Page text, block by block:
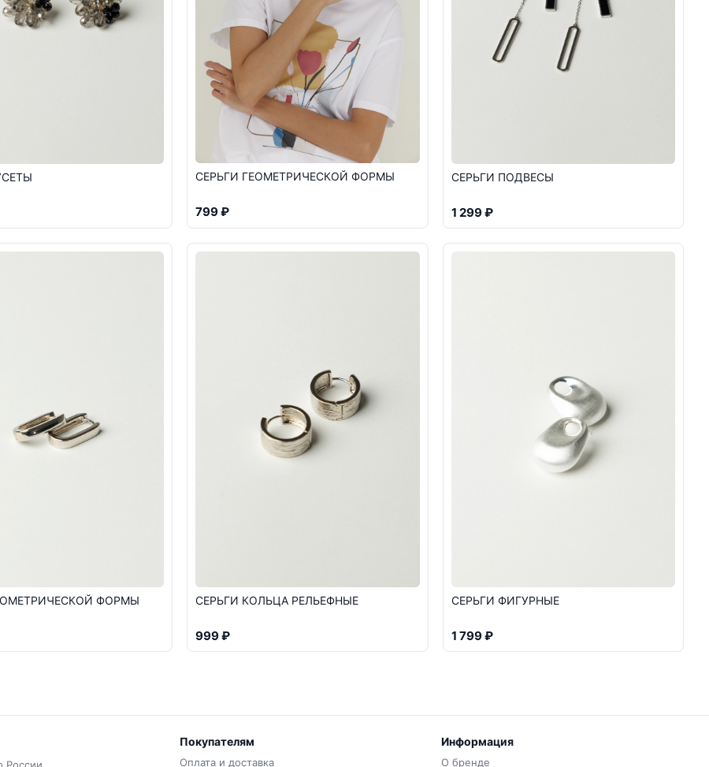
СЕРЬГИ ГЕОМЕТРИЧЕСКОЙ ФОРМЫ
799 ₽
СЕРЬГИ ПОДВЕСЫ
1 299 ₽
ФОРМЫ СЕРЬГИ КОЛЬЦА РЕЛЬЕФНЫЕ
999 ₽
СЕРЬГИ ФИГУРНЫЕ
1 799 ₽
Покупателям
Оплата и доставка
Информация
О бренде